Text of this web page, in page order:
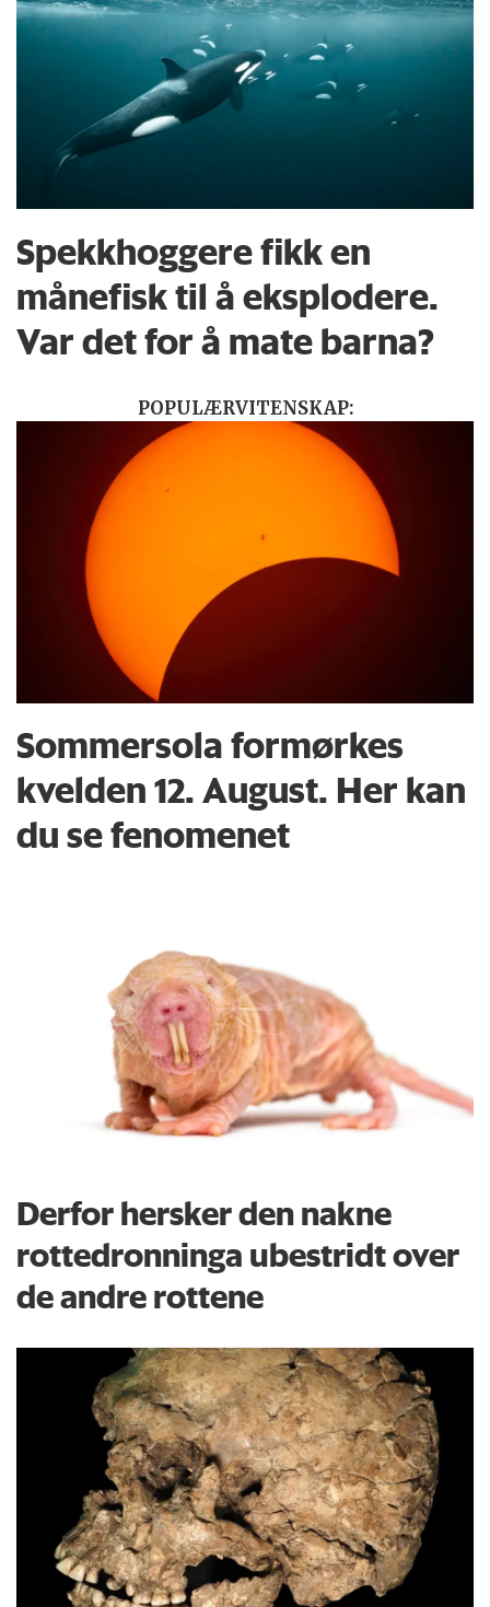
Spekkhoggere fikk en
månefisk til å eksplodere.
Var det for å mate barna?
POPULÆRVITENSKAP:
Sommersola formørkes
kvelden 12. August. Her kan
du se fenomenet
Derfor hersker den nakne
rottedronninga ubestridt over
de andre rottene